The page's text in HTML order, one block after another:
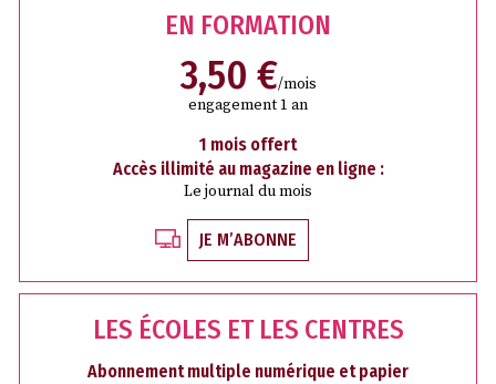
EN FORMATION
3,50 €/mois
engagement 1 an
1 mois offert
Accès illimité au magazine en ligne :
Le journal du mois
JE M’ABONNE
LES ÉCOLES ET LES CENTRES
Abonnement multiple numérique et papier